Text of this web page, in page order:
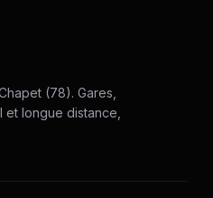
(78). Gares,
et longue distance,